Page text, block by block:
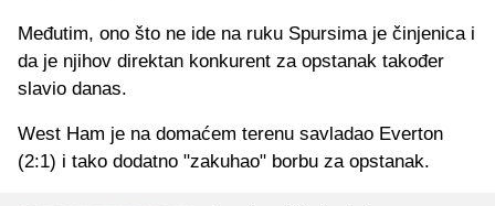
Međutim, ono što ne ide na ruku Spursima je činjenica i
da je njihov direktan konkurent za opstanak također
slavio danas.
West Ham je na domaćem terenu savladao Everton
(2:1) i tako dodatno "zakuhao" borbu za opstanak.